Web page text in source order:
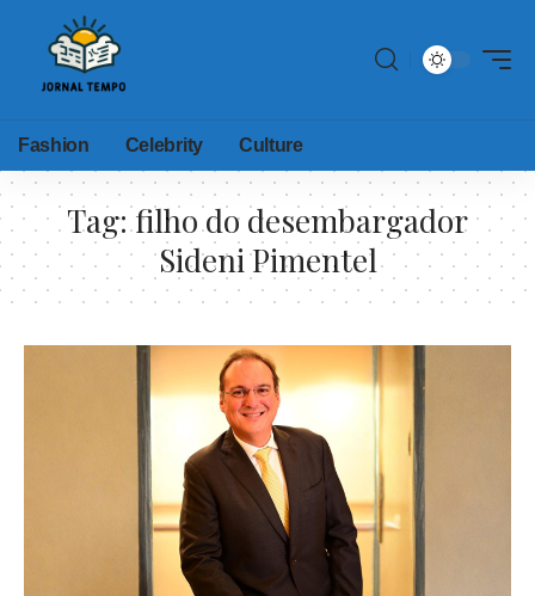
Fashion Celebrity Culture
Tag:filho do desembargador
Sideni Pimentel